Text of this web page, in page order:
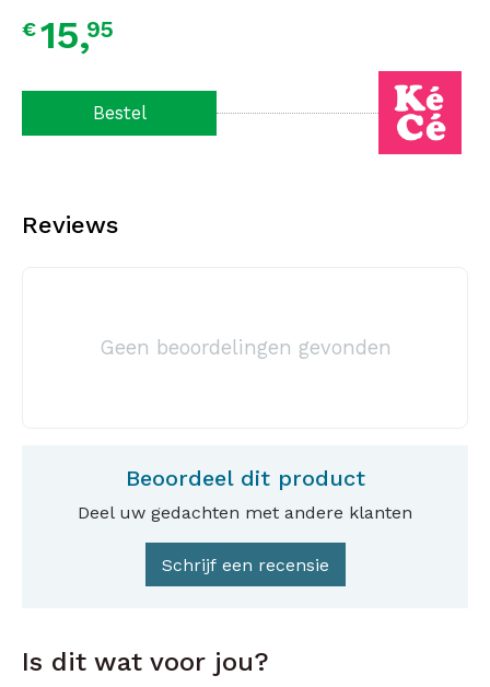
€ 15,95
Bestel
Reviews
Geen beoordelingen gevonden
Beoordeel dit product
Deel uw gedachten met andere klanten
Schrijf een recensie
Is dit wat voor jou?